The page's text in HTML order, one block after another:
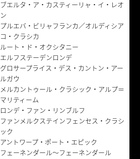
ブエルタ・ア・カスティーリャ・イ・レオ
ン
プルエバ・ビリャフランカ／オルディシア
コ・クラシカ
ルート・ド・オクシタニー
エルフステーデンロンデ
グロサープライス・デス・カントン・アー
ルガウ
メルカントゥール・クラシック・アルプ＝
マリティーム
ロンデ・ファン・リンブルフ
ファンメルクステインフェンセス・クラシ
ック
アントワープ・ポート・エピック
フェーネンダール〜フェーネンダール